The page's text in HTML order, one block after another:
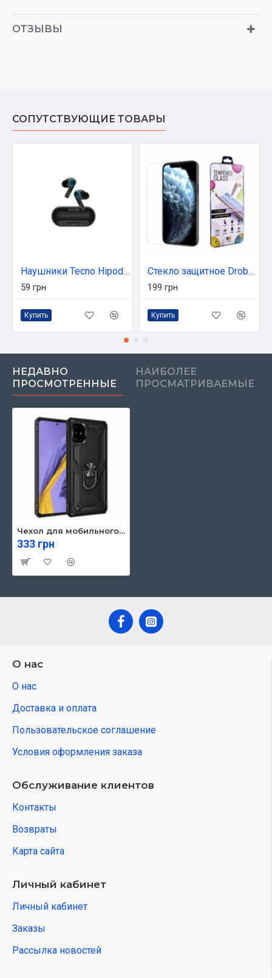
ОТЗЫВЫ
СОПУТСТВУЮЩИЕ ТОВАРЫ
Наушники Tecno Hipods H3 Black (4895180768019)
59 грн
Купить
Стекло защитное Drobak Apple iPhone 12 Pro (232314) (232314)
199 грн
Купить
НЕДАВНО
ПРОСМОТРЕННЫЕ
НАИБОЛЕЕ
ПРОСМАТРИВАЕМЫЕ
Чехол для мобильного телефона BeCover Military Samsung Galaxy A51 SM-A515 Black (704742)
333 грн
О нас
О нас
Доставка и оплата
Пользовательское соглашение
Условия оформления заказа
Обслуживание клиентов
Контакты
Возвраты
Карта сайта
Личный кабинет
Личный кабинет
Заказы
Рассылка новостей